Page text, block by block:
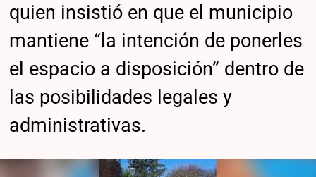
quien insistió en que el municipio
mantiene “la intención de ponerles
el espacio a disposición” dentro de
las posibilidades legales y
administrativas.